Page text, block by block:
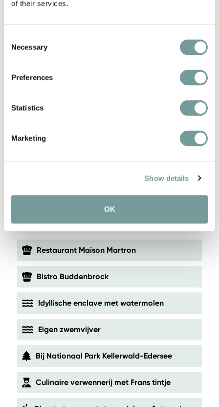
of their services.
Selection
Necessary
Preferences
Statistics
Marketing
Show details
OK
KEY FEATURES AND
Restaurant Maison Martron
Bistro Buddenbrock
Idyllische enclave met watermolen
Eigen zwemvijver
Bij Nationaal Park Kellerwald-Edersee
Culinaire verwennerij met Frans tintje